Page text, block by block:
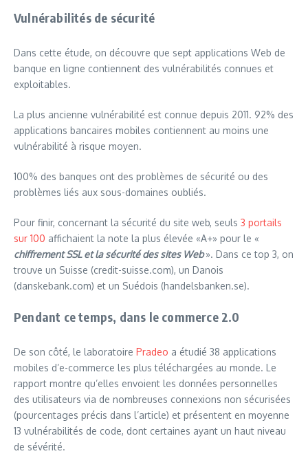
Vulnérabilités de sécurité
Dans cette étude, on découvre que sept applications Web de
banque en ligne contiennent des vulnérabilités connues et
exploitables.
La plus ancienne vulnérabilité est connue depuis 2011. 92% des
applications bancaires mobiles contiennent au moins une
vulnérabilité à risque moyen.
100% des banques ont des problèmes de sécurité ou des
problèmes liés aux sous-domaines oubliés.
Pour finir, concernant la sécurité du site web, seuls 3 portails
sur 100 affichaient la note la plus élevée «A+» pour le «
chiffrement SSL et la sécurité des sites Web ». Dans ce top 3, on
trouve un Suisse (credit-suisse.com), un Danois
(danskebank.com) et un Suédois (handelsbanken.se).
Pendant ce temps, dans le commerce 2.0
De son côté, le laboratoire Pradeo a étudié 38 applications
mobiles d’e-commerce les plus téléchargées au monde. Le
rapport montre qu’elles envoient les données personnelles
des utilisateurs via de nombreuses connexions non sécurisées
(pourcentages précis dans l’article) et présentent en moyenne
13 vulnérabilités de code, dont certaines ayant un haut niveau
de sévérité.